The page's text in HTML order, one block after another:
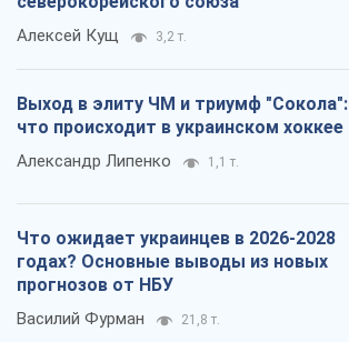
Алексей Кущ 3,2 т.
Выход в элиту ЧМ и триумф "Сокола":
что происходит в украинском хоккее
Александр Липенко 1,1 т.
Что ожидает украинцев в 2026-2028
годах? Основные выводы из новых
прогнозов от НБУ
Василий Фурман 21,8 т.